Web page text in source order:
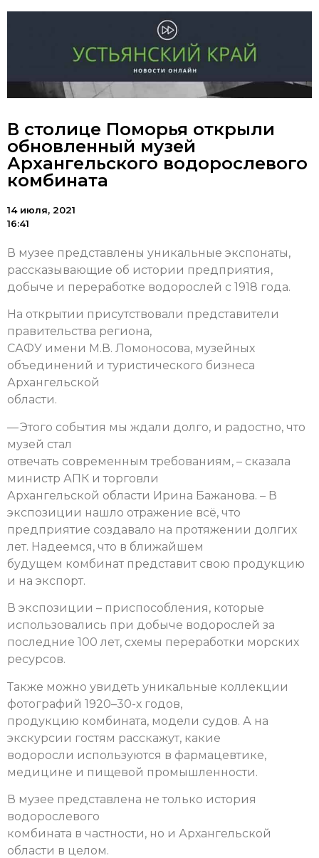
В столице Поморья открыли
обновленный музей
Архангельского водорослевого
комбината
14 июля, 2021
16:41
В музее представлены уникальные экспонаты,
рассказывающие об истории предприятия,
добыче и переработке водорослей с 1918 года.
На открытии присутствовали представители
правительства региона,
САФУ имени М.В. Ломоносова, музейных
объединений и туристического бизнеса
Архангельской
области.
— Этого события мы ждали долго, и радостно, что
музей стал
отвечать современным требованиям, – сказала
министр АПК и торговли
Архангельской области Ирина Бажанова. – В
экспозиции нашло отражение всё, что
предприятие создавало на протяжении долгих
лет. Надеемся, что в ближайшем
будущем комбинат представит свою продукцию
и на экспорт.
В экспозиции – приспособления, которые
использовались при добыче водорослей за
последние 100 лет, схемы переработки морских
ресурсов.
Также можно увидеть уникальные коллекции
фотографий 1920–30-х годов,
продукцию комбината, модели судов. А на
экскурсии гостям расскажут, какие
водоросли используются в фармацевтике,
медицине и пищевой промышленности.
В музее представлена не только история
водорослевого
комбината в частности, но и Архангельской
области в целом.